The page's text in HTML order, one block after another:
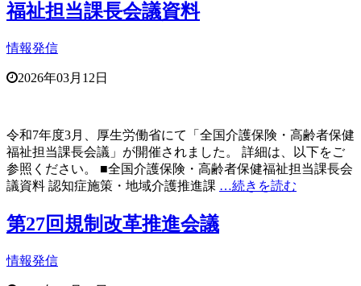
福祉担当課長会議資料
情報発信
2026年03月12日
令和7年度3月、厚生労働省にて「全国介護保険・高齢者保健
福祉担当課長会議」が開催されました。 詳細は、以下をご
参照ください。 ■全国介護保険・高齢者保健福祉担当課長会
議資料 認知症施策・地域介護推進課 …続きを読む
第27回規制改革推進会議
情報発信